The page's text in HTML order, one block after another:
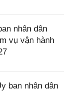
nhân dân
vụ vận hành
ban nhân dân